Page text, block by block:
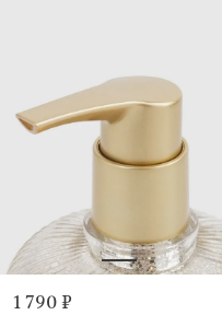
1 790 ₽